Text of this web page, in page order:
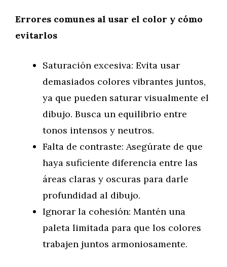
Errores comunes al usar el color y cómo
evitarlos
Saturación excesiva: Evita usar
demasiados colores vibrantes juntos,
ya que pueden saturar visualmente el
dibujo. Busca un equilibrio entre
tonos intensos y neutros.
Falta de contraste: Asegúrate de que
haya suficiente diferencia entre las
áreas claras y oscuras para darle
profundidad al dibujo.
Ignorar la cohesión: Mantén una
paleta limitada para que los colores
trabajen juntos armoniosamente.